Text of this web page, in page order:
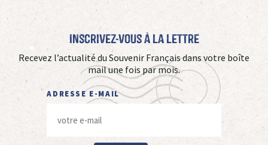
Inscrivez-vous à La Lettre
Recevez l’actualité du Souvenir Français dans votre boîte
mail une fois par mois.
ADRESSE E-MAIL